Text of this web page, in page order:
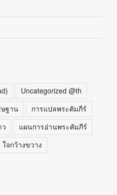
Uncategorized @th
ฐาน
การแปลพระคัมภีร์
ว
แผนการอ่านพระคัมภีร์
ใจกว้างขวาง